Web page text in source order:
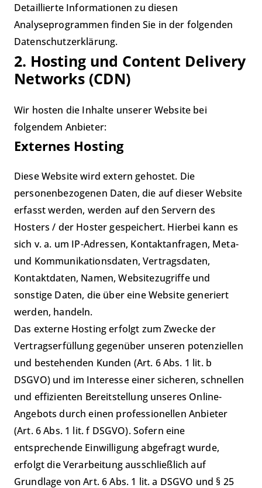
Detaillierte Informationen zu diesen
Analyseprogrammen finden Sie in der folgenden
Datenschutzerklärung.
2. Hosting und Content Delivery
Networks (CDN)
Wir hosten die Inhalte unserer Website bei
folgendem Anbieter:
Externes Hosting
Diese Website wird extern gehostet. Die
personenbezogenen Daten, die auf dieser Website
erfasst werden, werden auf den Servern des
Hosters / der Hoster gespeichert. Hierbei kann es
sich v. a. um IP-Adressen, Kontaktanfragen, Meta-
und Kommunikationsdaten, Vertragsdaten,
Kontaktdaten, Namen, Websitezugriffe und
sonstige Daten, die über eine Website generiert
werden, handeln.
Das externe Hosting erfolgt zum Zwecke der
Vertragserfüllung gegenüber unseren potenziellen
und bestehenden Kunden (Art. 6 Abs. 1 lit. b
DSGVO) und im Interesse einer sicheren, schnellen
und effizienten Bereitstellung unseres Online-
Angebots durch einen professionellen Anbieter
(Art. 6 Abs. 1 lit. f DSGVO). Sofern eine
entsprechende Einwilligung abgefragt wurde,
erfolgt die Verarbeitung ausschließlich auf
Grundlage von Art. 6 Abs. 1 lit. a DSGVO und § 25